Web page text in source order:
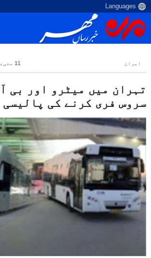
ایران 11 مئی، 2026، 10:35 AM
تہران میں میٹرو اور بی
سروس فری کرنے کی پالیسی